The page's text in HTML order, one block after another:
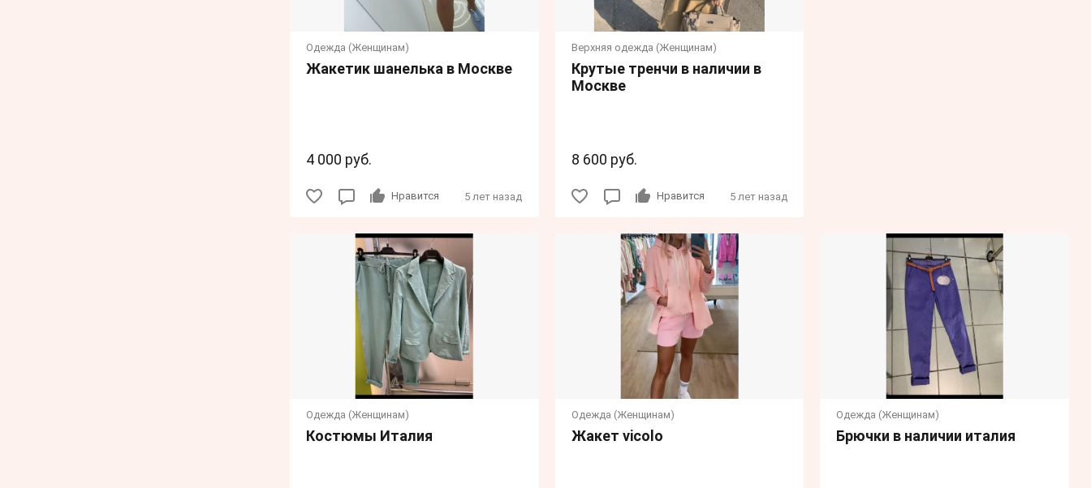
Одежда (Женщинам)
Жакетик шанелька в Москве
4 000 руб.
Нравится 5 лет назад
Верхняя одежда (Женщинам)
Крутые тренчи в наличии в
Москве
8 600 руб.
Нравится 5 лет назад
Одежда (Женщинам)
Костюмы Италия
Одежда (Женщинам)
Жакет vicolo
Одежда (Женщинам)
Брючки в наличии италия